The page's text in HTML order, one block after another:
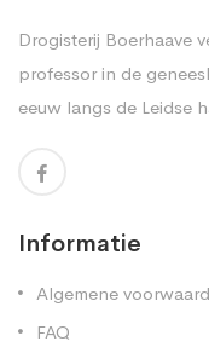
Drogisterij Boerhaave
professor in de
eeuw langs de Leidse
Informatie
Algemene
FAQ